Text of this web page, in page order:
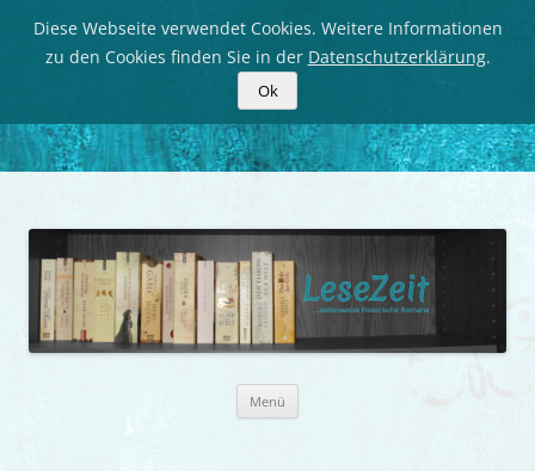
LeseZeit
Menü
Diese Webseite verwendet Cookies. Weitere Informationen
zu den Cookies finden Sie in der Datenschutzerklärung.
Ok